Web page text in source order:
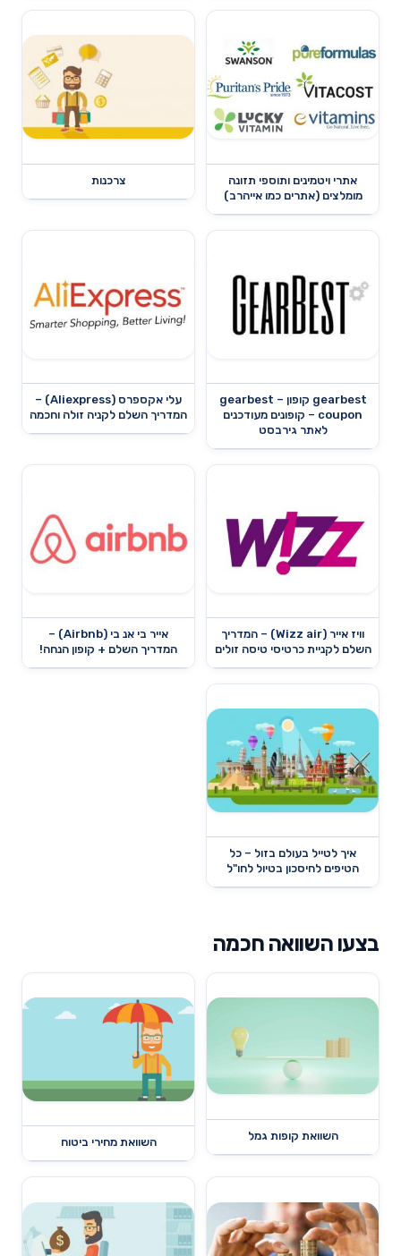
אתרי ויטמינים ותוספי תזונה
מומלצים (אתרים כמו אייהרב)
צרכנות
gearbest קופון – gearbest
coupon – קופונים מעודכנים
לאתר גירבסט
עלי אקספרס (Aliexpress) –
המדריך השלם לקניה זולה וחכמה
וויז אייר (Wizz air) – המדריך
השלם לקניית כרטיסי טיסה זולים
אייר בי אנ בי (Airbnb) –
המדריך השלם + קופון הנחה!
איך לטייל בעולם בזול – כל
הטיפים לחיסכון בטיול לחו"ל
בצעו השוואה חכמה
השוואת קופות גמל
השוואת מחירי ביטוח